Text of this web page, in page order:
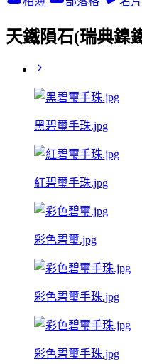
天鐵隕石(瑞典鎳
黑碧璽手珠.jpg
紅碧璽手珠.jpg
彩色碧璽.jpg
彩色碧璽手珠.jpg
彩色碧璽手珠.jpg